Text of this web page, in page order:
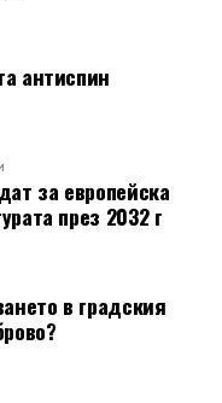
антиспин
за европейска
през 2032 г
в градския